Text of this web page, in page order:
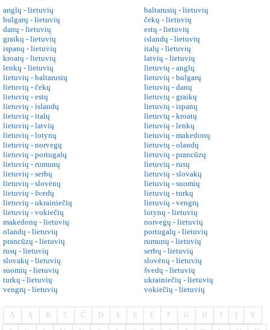
anglų - lietuvių
baltarusių - lietuvių
bulgarų - lietuvių
čekų - lietuvių
danų - lietuvių
estų - lietuvių
graikų - lietuvių
islandų - lietuvių
ispanų - lietuvių
italų - lietuvių
kroatų - lietuvių
latvių - lietuvių
lenkų - lietuvių
lietuvių - anglų
lietuvių - baltarusių
lietuvių - bulgarų
lietuvių - čekų
lietuvių - danų
lietuvių - estų
lietuvių - graikų
lietuvių - islandų
lietuvių - ispanų
lietuvių - italų
lietuvių - kroatų
lietuvių - latvių
lietuvių - lenkų
lietuvių - lotynų
lietuvių - makedonų
lietuvių - norvegų
lietuvių - olandų
lietuvių - portugalų
lietuvių - prancūzų
lietuvių - rumunų
lietuvių - rusų
lietuvių - serbų
lietuvių - slovakų
lietuvių - slovėnų
lietuvių - suomių
lietuvių - švedų
lietuvių - turkų
lietuvių - ukrainiečių
lietuvių - vengrų
lietuvių - vokiečių
lotynų - lietuvių
makedonų - lietuvių
norvegų - lietuvių
olandų - lietuvių
portugalų - lietuvių
prancūzų - lietuvių
rumunų - lietuvių
rusų - lietuvių
serbų - lietuvių
slovakų - lietuvių
slovėnų - lietuvių
suomių - lietuvių
švedų - lietuvių
turkų - lietuvių
ukrainiečių - lietuvių
vengrų - lietuvių
vokiečių - lietuvių
A Ą B C Č D E Ę Ė F G H Y